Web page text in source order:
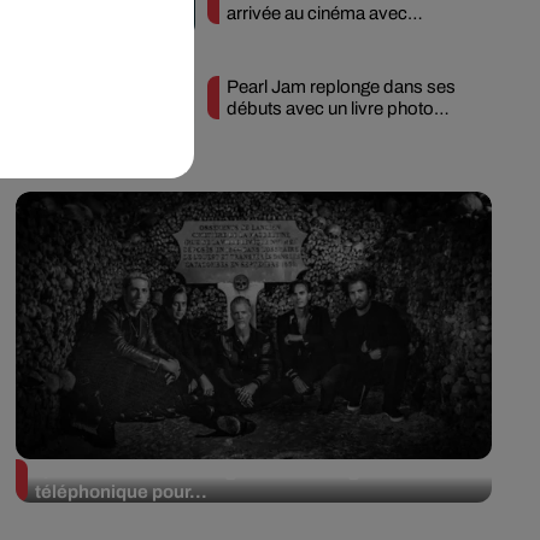
arrivée au cinéma avec
Pearl Jam replonge dans ses
débuts avec un livre photo
téléphonique pour...